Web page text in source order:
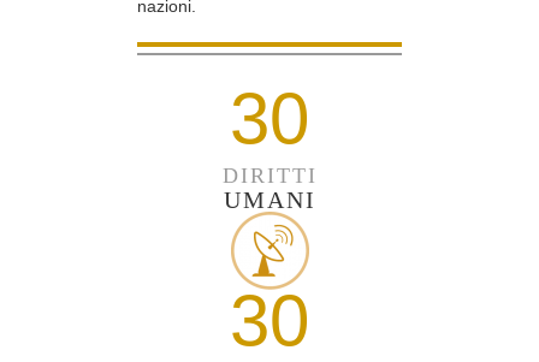
nazioni.
30
DIRITTI
UMANI
30